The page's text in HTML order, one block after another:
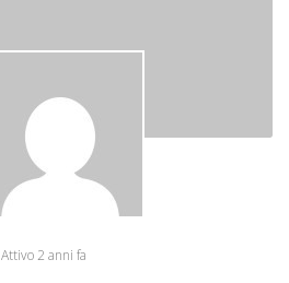
Attivo 2 anni fa